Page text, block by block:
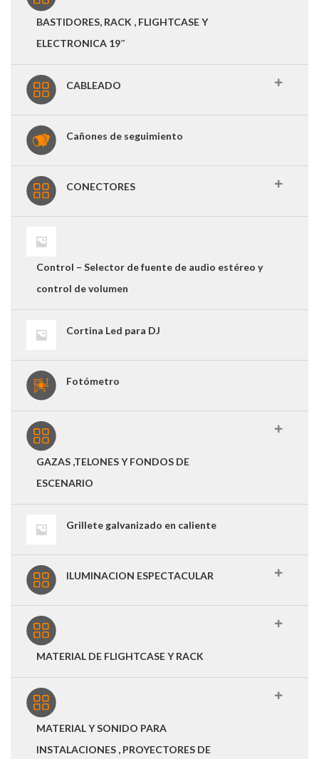
BASTIDORES, RACK , FLIGHTCASE Y
ELECTRONICA 19″
CABLEADO
Cañones de seguimiento
CONECTORES
Control – Selector de fuente de audio estéreo y
control de volumen
Cortina Led para DJ
Fotómetro
GAZAS ,TELONES Y FONDOS DE
ESCENARIO
Grillete galvanizado en caliente
ILUMINACION ESPECTACULAR
MATERIAL DE FLIGHTCASE Y RACK
MATERIAL Y SONIDO PARA
INSTALACIONES , PROYECTORES DE